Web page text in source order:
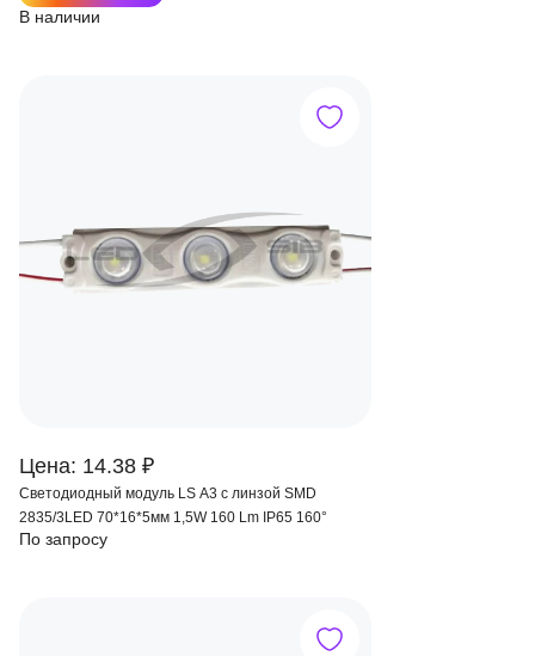
В наличии
Цена: 14.38 ₽
Светодиодный модуль LS А3 с линзой SMD
2835/3LED 70*16*5мм 1,5W 160 Lm IP65 160°
По запросу